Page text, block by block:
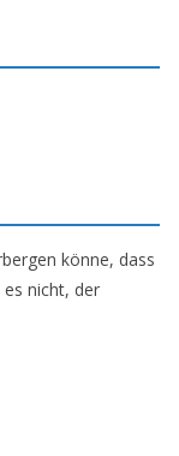
könne, dass
es nicht, der